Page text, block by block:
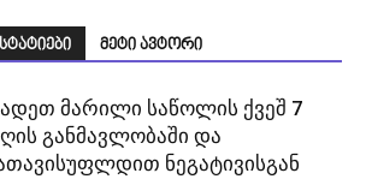
მეტი ავტორი
მარილი საწოლის ქვეშ 7
განმავლობაში და
ნეგატივისგან